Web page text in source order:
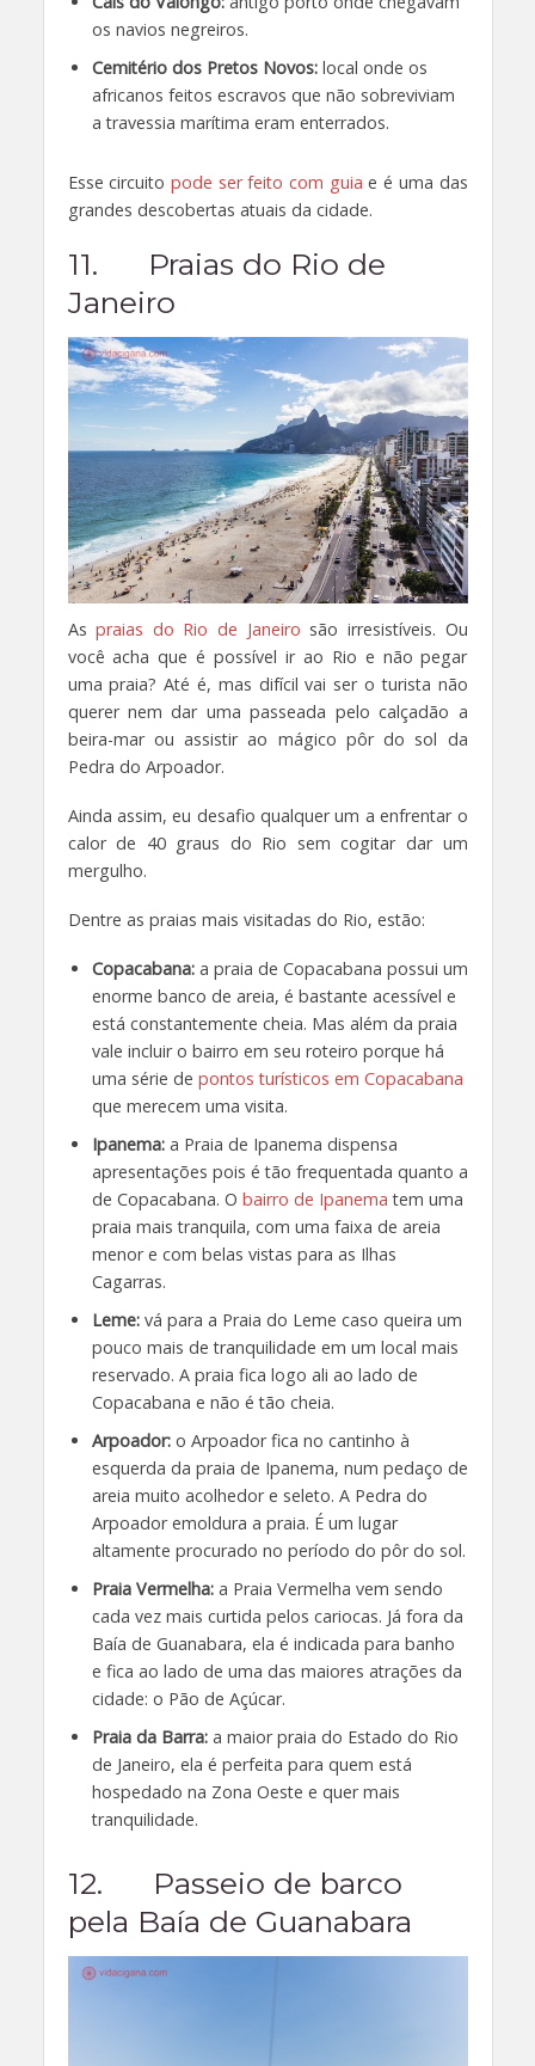
os navios negreiros.
Cemitério dos Pretos Novos:local onde os
africanos feitos escravos que não sobreviviam
a travessia marítima eram enterrados.
Esse circuito pode ser feito com guia e é uma das
grandes descobertas atuais da cidade.
11. Praias do Rio de
Janeiro
Aspraias do Rio de Janeiro são irresistíveis. Ou
você acha que é possível ir ao Rio e não pegar
uma praia? Até é, mas difícil vai ser o turista não
querer nem dar uma passeada pelo calçadão a
beira-mar ou assistir ao mágico pôr do sol da
Pedra do Arpoador.
Ainda assim, eu desafio qualquer um a enfrentar o
calor de 40 graus do Rio sem cogitar dar um
mergulho.
Dentre as praias mais visitadas do Rio, estão:
Copacabana:a praia de Copacabana possui um
enorme banco de areia, é bastante acessível e
está constantemente cheia. Mas além da praia
vale incluir o bairro em seu roteiro porque há
uma série de pontos turísticos em Copacabana
que merecem uma visita.
Ipanema: a Praia de Ipanema dispensa
apresentações pois é tão frequentada quanto a
de Copacabana. O bairro de Ipanema tem uma
praia mais tranquila, com uma faixa de areia
menor e com belas vistas para as Ilhas
Cagarras.
Leme:vá para a Praia do Leme caso queira um
pouco mais de tranquilidade em um local mais
reservado. A praia fica logo ali ao lado de
Copacabana e não é tão cheia.
Arpoador: o Arpoador fica no cantinho à
esquerda da praia de Ipanema, num pedaço de
areia muito acolhedor e seleto. A Pedra do
Arpoador emoldura a praia. É um lugar
altamente procurado no período do pôr do sol.
Praia Vermelha:a Praia Vermelha vem sendo
cada vez mais curtida pelos cariocas. Já fora da
Baía de Guanabara, ela é indicada para banho
e fica ao lado de uma das maiores atrações da
cidade: o Pão de Açúcar.
Praia da Barra: a maior praia do Estado do Rio
de Janeiro, ela é perfeita para quem está
hospedado na Zona Oeste e quer mais
tranquilidade.
12. Passeio de barco
pela Baía de Guanabara